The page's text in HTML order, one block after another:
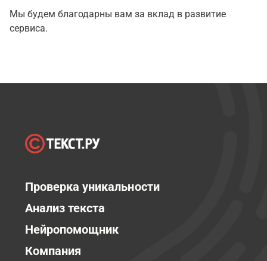
Мы будем благодарны вам за вклад в развитие
сервиса.
Проверка уникальности
Анализ текста
Нейропомощник
Компания